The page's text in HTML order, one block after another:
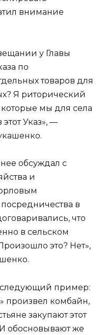
внимание
у Главы
по
товаров для
Я риторический
мы для села
Указ», —
обсуждал с
и
в
что
в сельском
это? Нет»,
следующий пример:
произвел комбайн,
закупают этот
обосновывают же